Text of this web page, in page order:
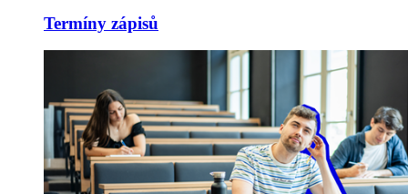
Termíny zápisů